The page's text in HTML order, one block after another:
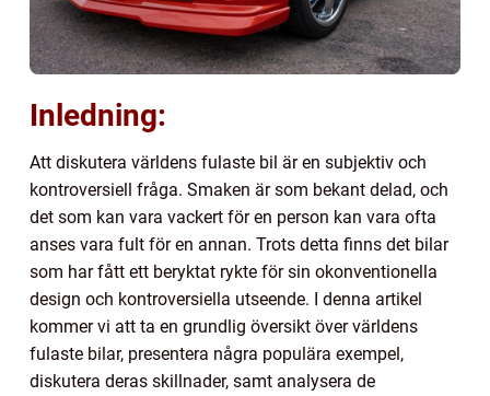
Inledning:
Att diskutera världens fulaste bil är en subjektiv och
kontroversiell fråga. Smaken är som bekant delad, och
det som kan vara vackert för en person kan vara ofta
anses vara fult för en annan. Trots detta finns det bilar
som har fått ett beryktat rykte för sin okonventionella
design och kontroversiella utseende. I denna artikel
kommer vi att ta en grundlig översikt över världens
fulaste bilar, presentera några populära exempel,
diskutera deras skillnader, samt analysera de